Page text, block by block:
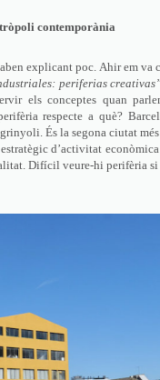
contemporània
explicant poc. Ahir em
periferias
els conceptes quan
respecte a què?
És la segona ciutat
d’activitat
Difícil veure-hi perifèria si